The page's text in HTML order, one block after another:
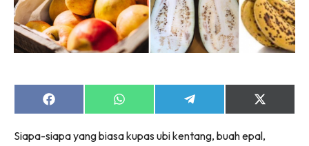
Share
on
Share
on
Share
on
Share
on
(Twitter)
Siapa-siapa yang biasa kupas ubi kentang, buah epal,